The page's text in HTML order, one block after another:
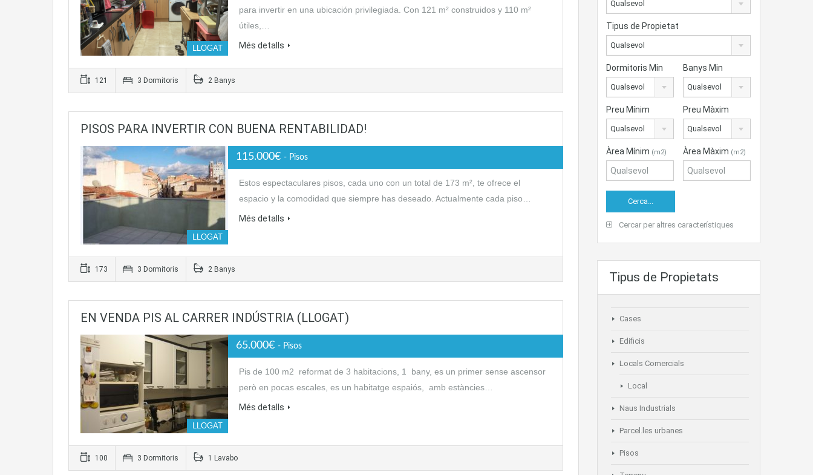
LLOGAT
para invertir en una ubicación privilegiada. Con 121 m² construidos y 110 m²
útiles,…
Més detalls
121 3 Dormitoris 2 Banys
PISOS PARA INVERTIR CON BUENA RENTABILIDAD!
LLOGAT
115.000€ - Pisos
Estos espectaculares pisos, cada uno con un total de 173 m², te ofrece el
espacio y la comodidad que siempre has deseado. Actualmente cada piso…
Més detalls
173 3 Dormitoris 2 Banys
EN VENDA PIS AL CARRER INDÚSTRIA (LLOGAT)
LLOGAT
65.000€ - Pisos
Pis de 100 m2 reformat de 3 habitacions, 1 bany, es un primer sense ascensor
però en pocas escales, es un habitatge espaiós, amb estàncies…
Més detalls
100 3 Dormitoris 1 Lavabo
Qualsevol
Tipus de Propietat
Qualsevol
Dormitoris Min
Qualsevol
Banys Min
Qualsevol
Preu Mínim
Qualsevol
Preu Màxim
Qualsevol
Àrea Mínim (m2) Àrea Màxim (m2)
Cercar per altres característiques
Tipus de Propietats
Cases
Edificis
Locals Comercials
Local
Naus Industrials
Parcel.les urbanes
Pisos